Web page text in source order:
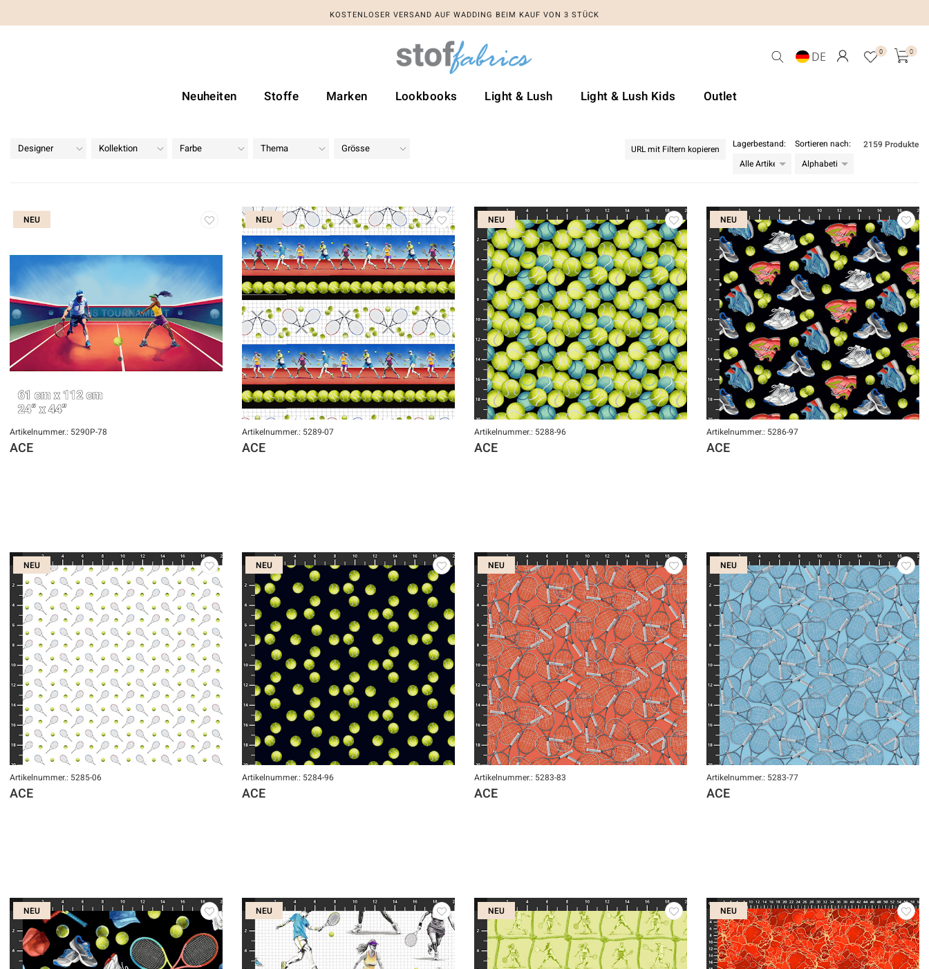
KOSTENLOSER VERSAND AUF WADDING BEIM KAUF VON 3 STÜCK
DE 0 0
Neuheiten Stoffe Marken Lookbooks Light & Lush Light & Lush Kids Outlet
Designer Kollektion Farbe Thema Grösse 2159 Produkte
Sortieren nach:
Lagerbestand:
URL mit Filtern kopieren
NEU
Artikelnummer.: 5290P-78
ACE
NEU
Artikelnummer.: 5289-07
ACE
NEU
Artikelnummer.: 5288-96
ACE
NEU
Artikelnummer.: 5286-97
ACE
NEU
Artikelnummer.: 5285-06
ACE
NEU
Artikelnummer.: 5284-96
ACE
NEU
Artikelnummer.: 5283-83
ACE
NEU
Artikelnummer.: 5283-77
ACE
NEU NEU NEU NEU